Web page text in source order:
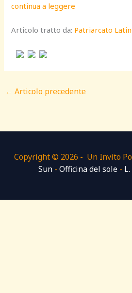
continua a leggere
Articolo tratto da: Patriarcato
← Articolo precedente
Copyright © 2026 - Un Invito
Sun - Officina del sole -